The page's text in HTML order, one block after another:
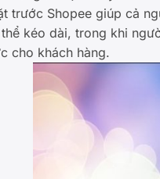
trước Shopee giúp cả
kéo dài, trong khi
cho khách hàng.